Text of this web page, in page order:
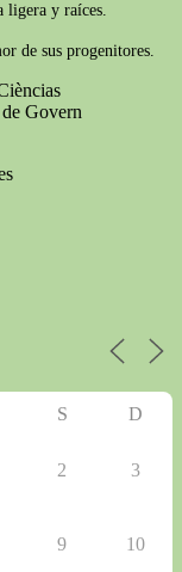
ligera y raíces.
de sus progenitores.
Govern
S D
2 3
9 10